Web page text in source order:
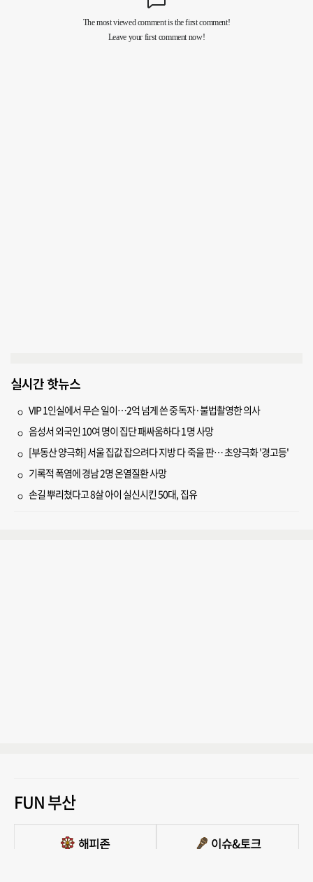
실시간 핫뉴스
VIP 1인실에서 무슨 일이…2억 넘게 쓴 중독자·불법촬영한 의사
음성서 외국인 10여 명이 집단 패싸움하다 1명 사망
[부동산 양극화] 서울 집값 잡으려다 지방 다 죽을 판… 초양극화 '경고등'
기록적 폭염에 경남 2명 온열질환 사망
손길 뿌리쳤다고 8살 아이 실신시킨 50대, 집유
FUN 부산